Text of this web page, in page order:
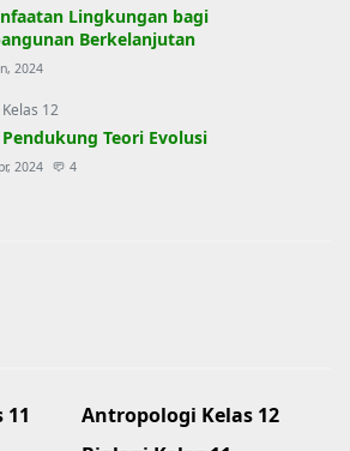
Lingkungan bagi
Berkelanjutan
2024
12
Teori Evolusi
2024 4
Antropologi Kelas 12